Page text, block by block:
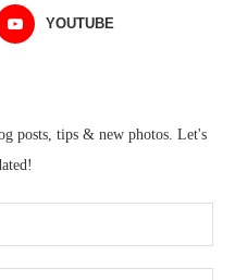
YOUTUBE
posts, tips & new photos. Let's